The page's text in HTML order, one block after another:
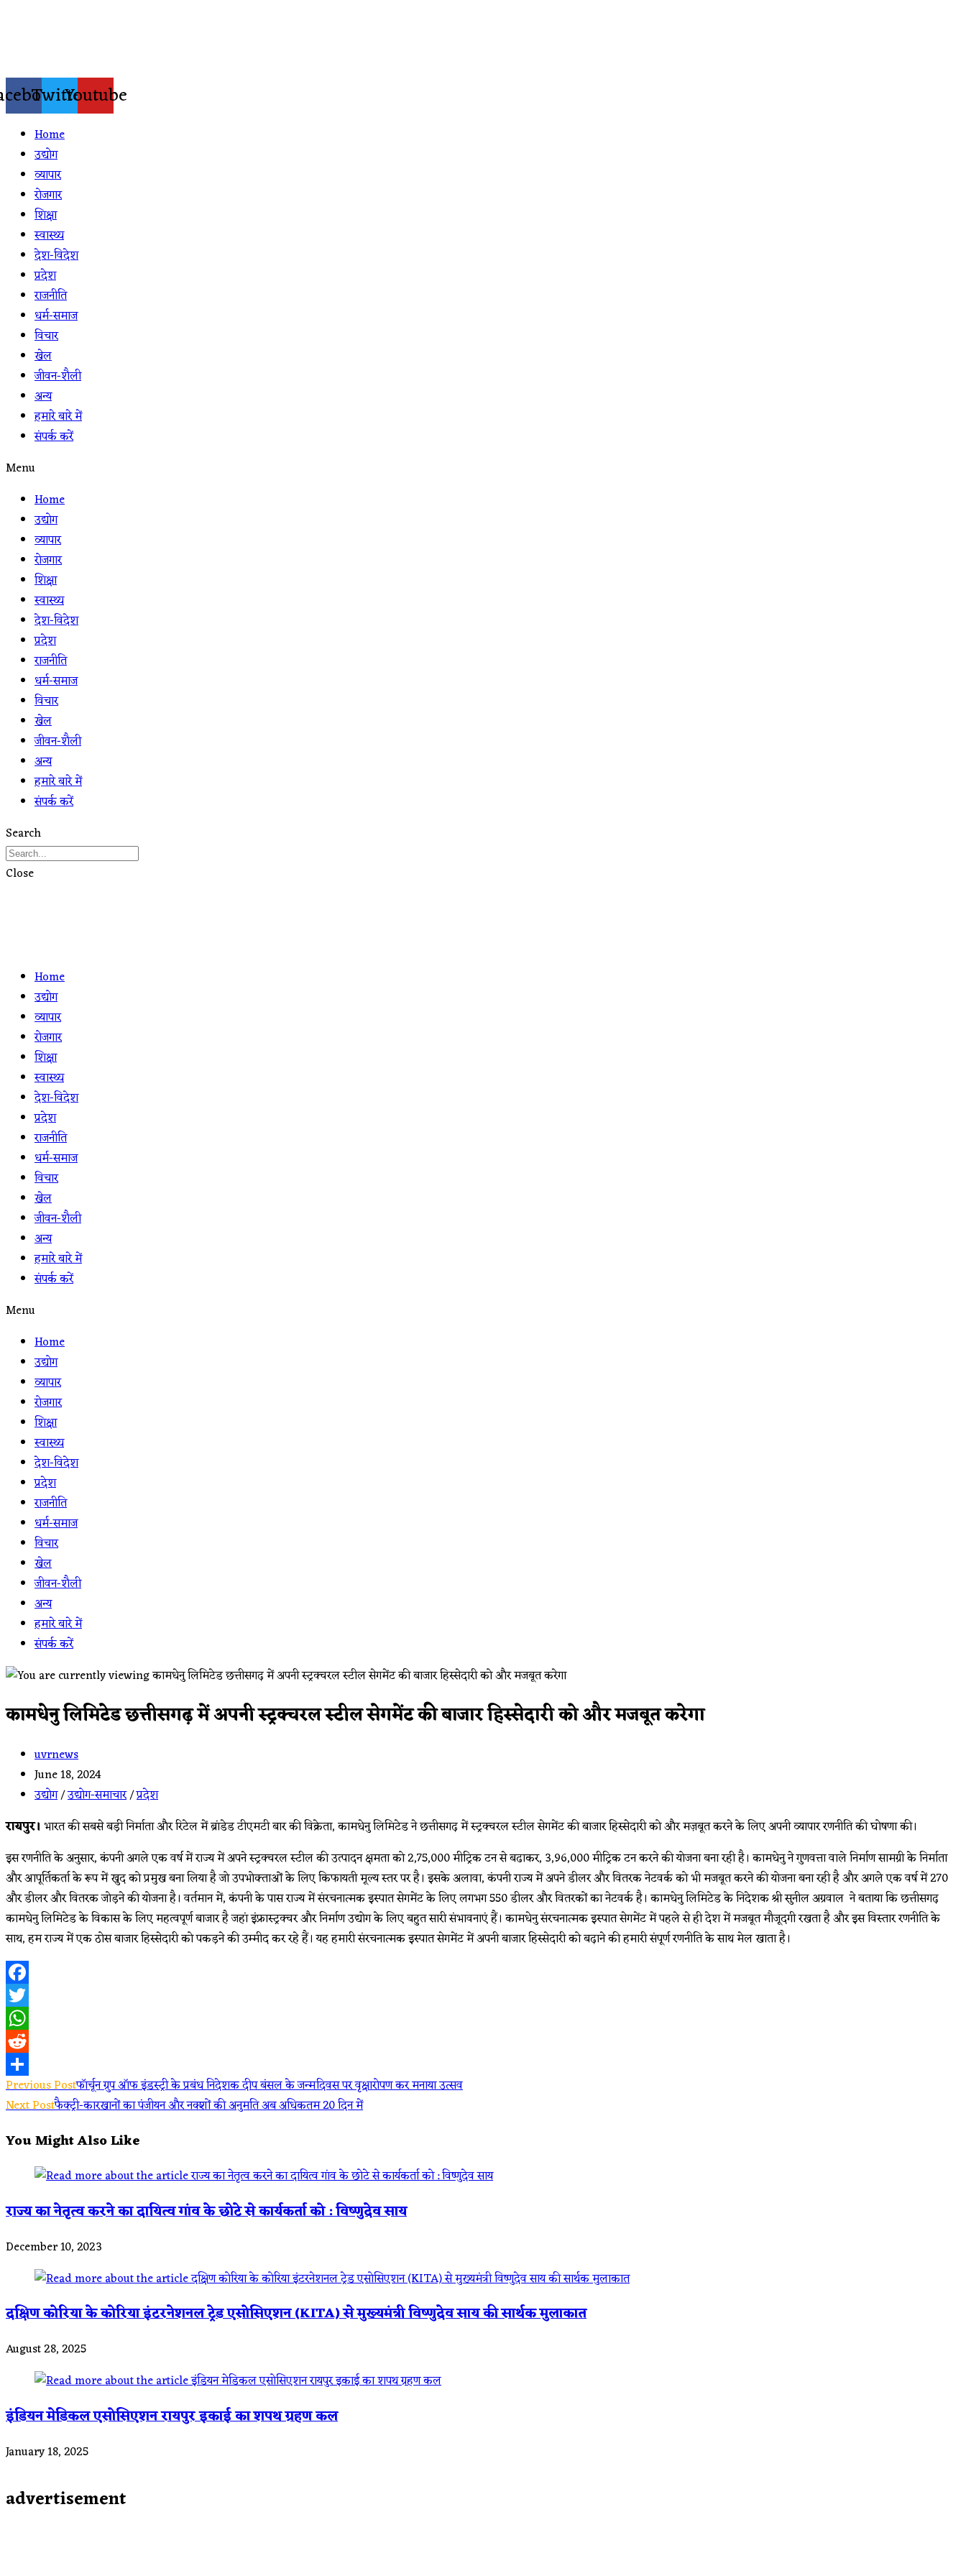
TwitterYoutube
Home
उद्योग
व्यापार
रोजगार
शिक्षा
स्वास्थ्य
देश-विदेश
प्रदेश
राजनीति
धर्म-समाज
विचार
खेल
जीवन-शैली
अन्य
हमारे बारे में
संपर्क करें
Menu
Home
उद्योग
व्यापार
रोजगार
शिक्षा
स्वास्थ्य
देश-विदेश
प्रदेश
राजनीति
धर्म-समाज
विचार
खेल
जीवन-शैली
अन्य
हमारे बारे में
संपर्क करें
Search
Close
Home
उद्योग
व्यापार
रोजगार
शिक्षा
स्वास्थ्य
देश-विदेश
प्रदेश
राजनीति
धर्म-समाज
विचार
खेल
जीवन-शैली
अन्य
हमारे बारे में
संपर्क करें
Menu
Home
उद्योग
व्यापार
रोजगार
शिक्षा
स्वास्थ्य
देश-विदेश
प्रदेश
राजनीति
धर्म-समाज
विचार
खेल
जीवन-शैली
अन्य
हमारे बारे में
संपर्क करें
कामधेनु लिमिटेड छत्तीसगढ़ में अपनी स्ट्रक्चरल स्टील सेगमेंट की बाजार हिस्सेदारी को और मजबूत करेगा
Post
author:
uvrnews
Post
published:
June 18, 2024
Post
category:
उद्योग/उद्योग-समाचार/प्रदेश
रायपुर। भारत की सबसे बड़ी निर्माता और रिटेल में ब्रांडेड टीएमटी बार की विक्रेता, कामधेनु लिमिटेड ने छत्तीसगढ़ में स्ट्रक्चरल स्टील सेगमेंट की बाजार हिस्सेदारी को और मज़बूत करने के लिए अपनी व्यापार रणनीति की घोषणा की।
इस रणनीति के अनुसार, कंपनी अगले एक वर्ष में राज्य में अपने स्ट्रक्चरल स्टील की उत्पादन क्षमता को 2,75,000 मीट्रिक टन से बढाकर, 3,96,000 मीट्रिक टन करने की योजना बना रही है। कामधेनु ने गुणवत्ता वाले निर्माण सामग्री के निर्माता
और आपूर्तिकर्ता के रूप में खुद को प्रमुख बना लिया है जो उपभोक्ताओं के लिए किफायती मूल्य स्तर पर है। इसके अलावा, कंपनी राज्य में अपने डीलर और वितरक नेटवर्क को भी मजबूत करने की योजना बना रही है और अगले एक वर्ष में 270
और डीलर और वितरक जोड़ने की योजना है। वर्तमान में, कंपनी के पास राज्य में संरचनात्मक इस्पात सेगमेंट के लिए लगभग 550 डीलर और वितरकों का नेटवर्क है। कामधेनु लिमिटेड के निदेशक श्री सुनील अग्रवाल ने बताया कि छत्तीसगढ़
कामधेनु लिमिटेड के विकास के लिए महत्वपूर्ण बाजार है जहां इंफ्रास्ट्रक्चर और निर्माण उद्योग के लिए बहुत सारी संभावनाएं हैं। कामधेनु संरचनात्मक इस्पात सेगमेंट में पहले से ही देश में मजबूत मौजूदगी रखता है और इस विस्तार रणनीति के
साथ, हम राज्य में एक ठोस बाजार हिस्सेदारी को पकड़ने की उम्मीद कर रहे हैं। यह हमारी संरचनात्मक इस्पात सेगमेंट में अपनी बाजार हिस्सेदारी को बढ़ाने की हमारी संपूर्ण रणनीति के साथ मेल खाता है।
Facebook
Twitter
WhatsApp
Reddit
Share
Read
more
articles
Previous Postफॉर्चून ग्रुप ऑफ इंडस्ट्री के प्रबंध निदेशक दीप बंसल के जन्मदिवस पर वृक्षारोपण कर मनाया उत्सव
Next Postफैक्ट्री-कारखानों का पंजीयन और नक्शों की अनुमति अब अधिकतम 20 दिन में
You Might Also Like
राज्य का नेतृत्व करने का दायित्व गांव के छोटे से कार्यकर्ता को : विष्णुदेव साय
December 10, 2023
दक्षिण कोरिया के कोरिया इंटरनेशनल ट्रेड एसोसिएशन (KITA) से मुख्यमंत्री विष्णुदेव साय की सार्थक मुलाकात
August 28, 2025
इंडियन मेडिकल एसोसिएशन रायपुर इकाई का शपथ ग्रहण कल
January 18, 2025
advertisement